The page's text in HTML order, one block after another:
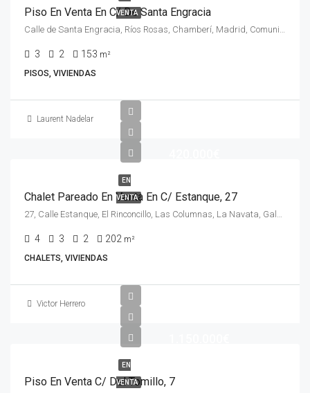
VENTA
Piso En Venta En C/ De Santa Engracia
Calle de Santa Engracia, Ríos Rosas, Chamberí, Madrid, Comunidad de Madrid, 28003, España
3 2 153 m²
PISOS, VIVIENDAS
Laurent Nadelar
EN
VENTA
Chalet Pareado En Venta En C/ Estanque, 27
27, Calle Estanque, El Rinconcillo, Las Columnas, La Navata, Galapagar, Comunidad de Madrid, 28260, España
4 3 2 202 m²
CHALETS, VIVIENDAS
Victor Herrero
EN
VENTA
Piso En Venta C/ Del Tomillo, 7